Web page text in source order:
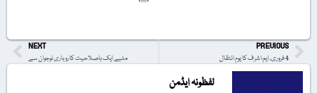
PREVIOUS
4 فروری، ایم اشرف کا یومِ انتقال
NEXT
ملیے ایک باصلاحیت کاروباری نوجوان سے
لفظونہ ایڈمن